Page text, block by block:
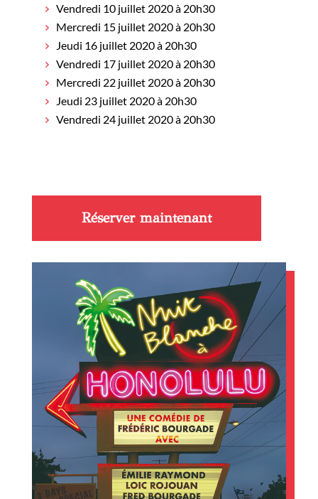
Vendredi 10 juillet 2020 à 20h30
Mercredi 15 juillet 2020 à 20h30
Jeudi 16 juillet 2020 à 20h30
Vendredi 17 juillet 2020 à 20h30
Mercredi 22 juillet 2020 à 20h30
Jeudi 23 juillet 2020 à 20h30
Vendredi 24 juillet 2020 à 20h30
Réserver maintenant